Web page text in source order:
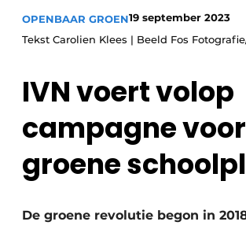
Save the Date
Vacature aanmelden
Video’s
OPENBAAR GROEN19 september 2023
Tekst Carolien Klees | Beeld Fos
IVN voert volop
campagne voor
groene
De groene revolutie begon in